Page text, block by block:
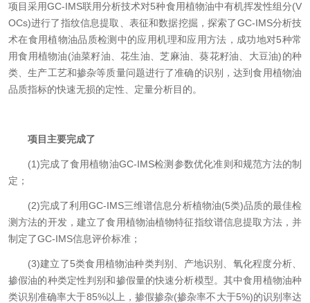
项目采用GC-IMS联用分析技术对5种食用植物油中有机挥发性组分(V
OCs)进行了指纹信息提取、表征和数据挖掘，探索了GC-IMS分析技
术在食用植物油品质检测中的应用机理和应用方法，成功地对5种常
用食用植物油(油菜籽油、花生油、芝麻油、葵花籽油、大豆油)的种
类、生产工艺和掺杂等质量问题进行了准确的识别，达到食用植物油
品质指标的快速无损的定性、定量分析目的。
项目主要完成了
(1)完成了食用植物油GC-IMS检测参数优化准则和规范方法的制
定；
(2)完成了利用GC-IMS三维谱信息分析植物油(5类)品质的最佳检
测方法的开发，建立了食用植物油植物特征指纹谱信息提取方法，并
制定了GC-IMS信息评价标准；
(3)建立了5类食用植物油种类判别、产地识别、氧化程度分析、
掺假油的种类定性判别和掺假量的快速分析模型。其中食用植物油种
类识别准确率大于85%以上，掺假掺杂(掺杂率不大于5%)的识别率达